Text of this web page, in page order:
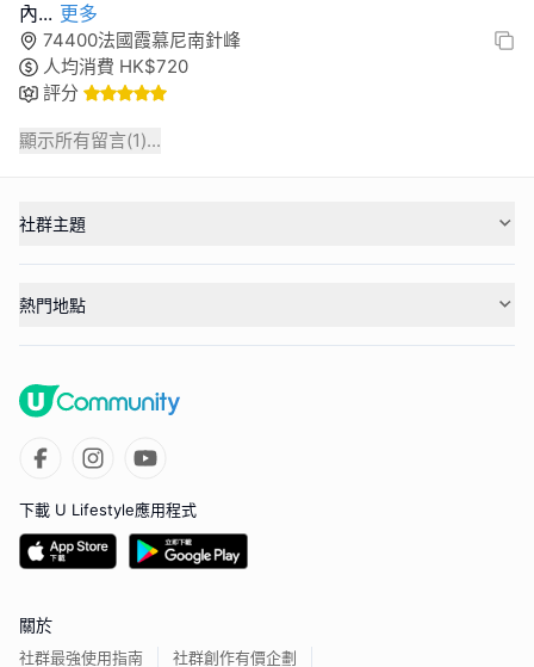
內... 更多
74400法國霞慕尼南針峰
人均消費 HK$720
評分
顯示所有留言(1)...
社群主題
熱門地點
下載 U Lifestyle應用程式
關於
社群最強使用指南 社群創作有價企劃